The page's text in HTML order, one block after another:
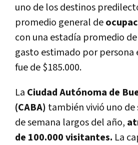
uno de los destinos
promedio general de
con una estadía promedio
gasto estimado por persona
fue de $185.000.
La Ciudad Autónoma de
(CABA) también vivió uno de
de semana largos del año,
de 100.000 visitantes. La